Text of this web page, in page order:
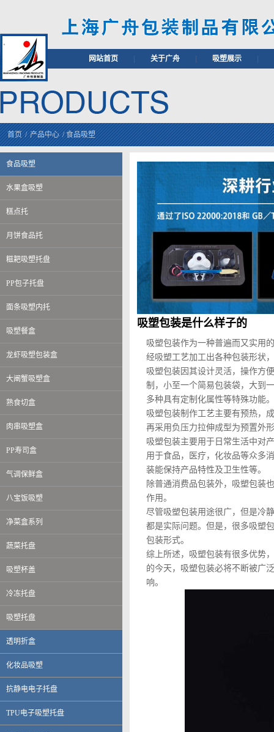
网站首页 关于广舟 吸塑展示
首页 / 产品中心 /食品吸塑
食品吸塑
水果盒吸塑
糕点托
月饼食品托
糍耙吸塑托盘
PP包子托盘
面条吸塑内托
吸塑餐盒
龙虾吸塑包装盒
大阐蟹吸塑盒
熟食切盒
肉串吸塑盒
PP寿司盒
气调保鲜盒
八宝饭吸塑
净菜盒系列
蔬菜托盘
吸塑杯盖
冷冻托盘
吸塑托盘
透明折盒
化妆品吸塑
抗静电电子托盘
TPU电子吸塑托盘
吸塑包装是什么样子的
吸塑包装作为一种普遍而又实用
经吸塑工艺加工出各种包装形状
吸塑包装因其设计灵活，操作方
制，小至一个简易包装袋，大到
多种具有定制化属性等特殊功能。
吸塑包装制作工艺主要有预热，
再采用负压力拉伸成型为预置外
吸塑包装主要用于日常生活中对
用于食品，医疗，化妆品等众多
装能保持产品特性及卫生性等。
除普通消费品包装外，吸塑包装
作用。
尽管吸塑包装用途很广，但是冷
都是实际问题。但是，很多吸塑
包装形式。
综上所述，吸塑包装有很多优势
的今天，吸塑包装必将不断被广
响。